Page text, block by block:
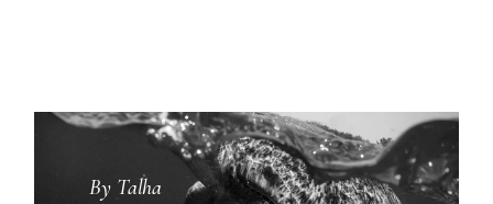
By Talha